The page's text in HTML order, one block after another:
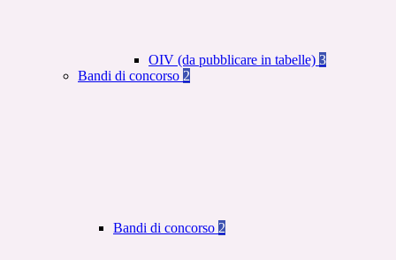
OIV (da pubblicare in tabelle) 3
Bandi di concorso 2
Bandi di concorso 2